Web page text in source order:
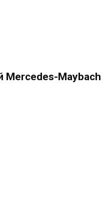
Mercedes-Maybach